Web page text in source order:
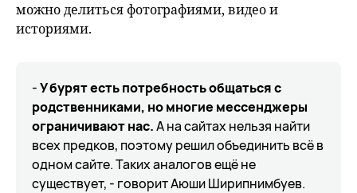
можно делиться фотографиями, видео и
историями.
-У бурят есть потребность общаться с
родственниками, но многие мессенджеры
ограничивают нас.А на сайтах нельзя найти
всех предков, поэтому решил объединить всё в
одном сайте. Таких аналогов ещё не
существует, - говорит Аюши Ширипнимбуев.